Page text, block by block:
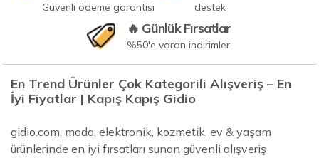
Güvenli ödeme garantisi
destek
🔥 Günlük Fırsatlar
%50'e varan indirimler
En Trend Ürünler Çok Kategorili Alışveriş – En
İyi Fiyatlar | Kapış Kapış Gidio
gidio.com, moda, elektronik, kozmetik, ev & yaşam
ürünlerinde en iyi fırsatları sunan güvenli alışveriş